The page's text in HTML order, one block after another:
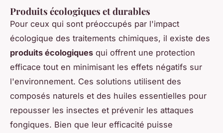
Produits écologiques et durables
Pour ceux qui sont préoccupés par l'impact
écologique des traitements chimiques, il existe des
produits écologiques qui offrent une protection
efficace tout en minimisant les effets négatifs sur
l'environnement. Ces solutions utilisent des
composés naturels et des huiles essentielles pour
repousser les insectes et prévenir les attaques
fongiques. Bien que leur efficacité puisse